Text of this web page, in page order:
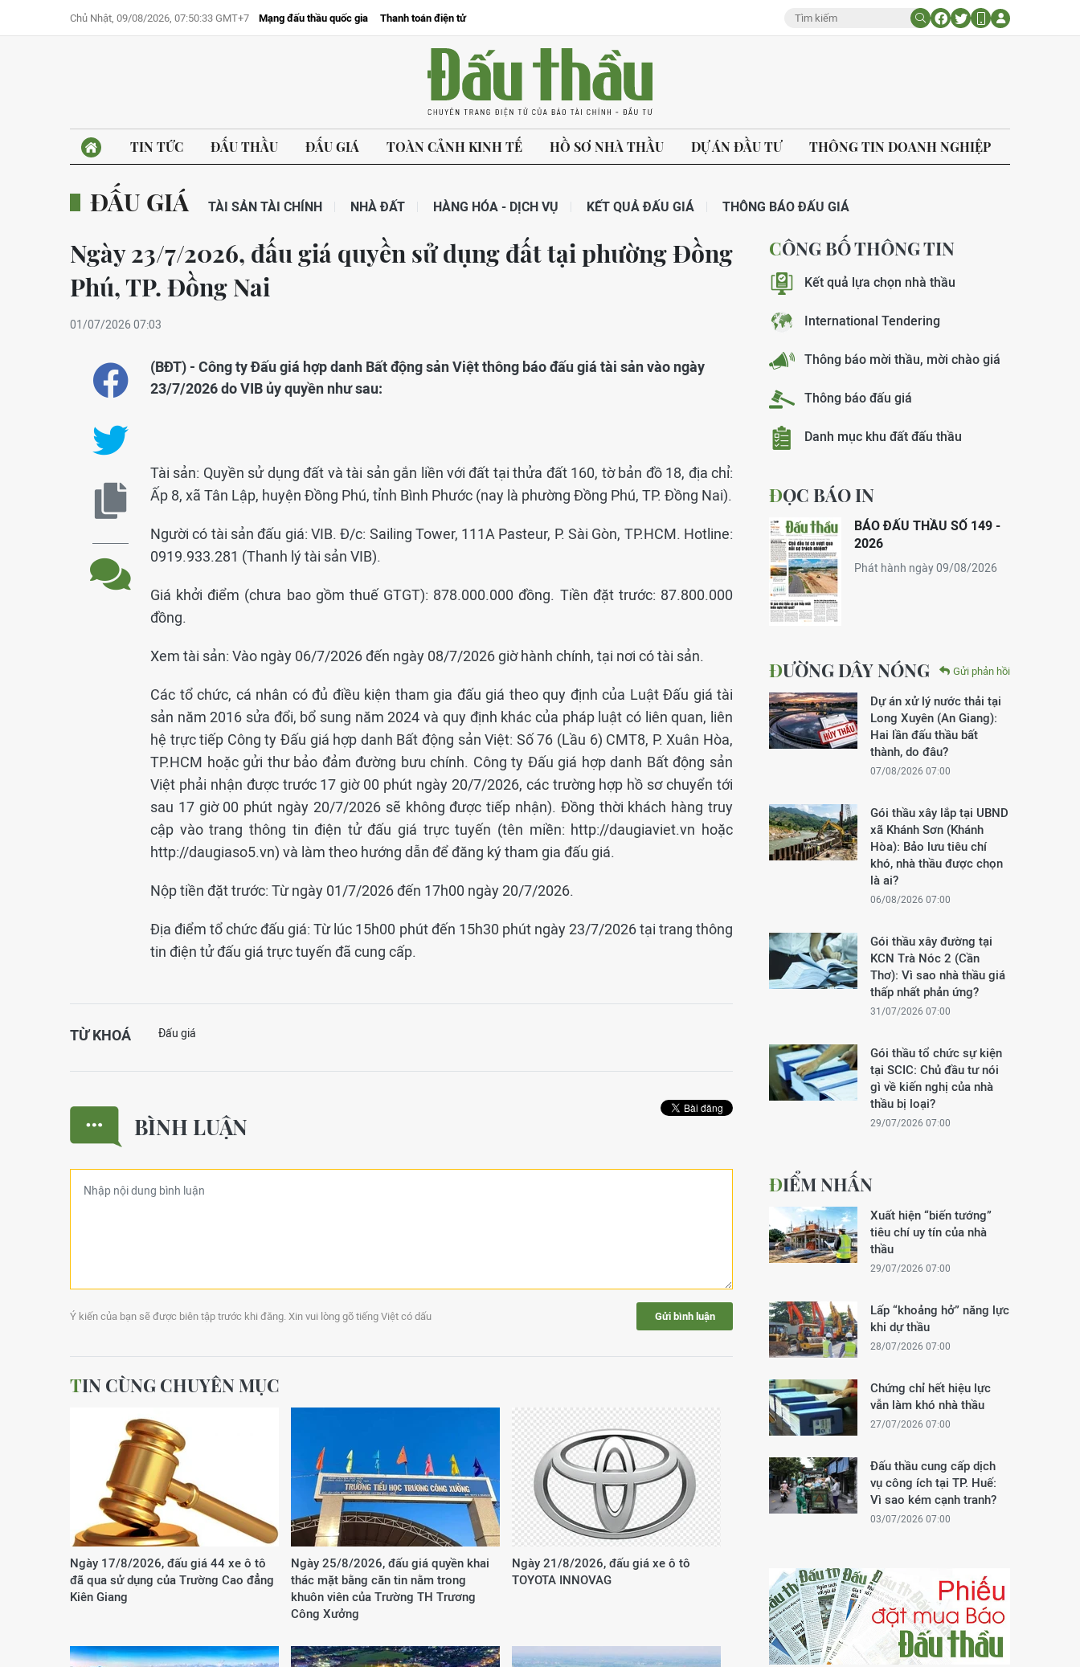
Chủ Nhật, 09/08/2026, 07:50:33 GMT+7 Mạng đấu thầu quốc gia Thanh toán điện tử
TIN TỨC ĐẤU THẦU ĐẤU GIÁ TOÀN CẢNH KINH TẾ HỒ SƠ NHÀ THẦU DỰ ÁN ĐẦU TƯ THÔNG TIN DOANH NGHIỆP
ĐẤU GIÁ TÀI SẢN TÀI CHÍNH NHÀ ĐẤT HÀNG HÓA - DỊCH VỤ KẾT QUẢ ĐẤU GIÁ THÔNG BÁO ĐẤU GIÁ
Ngày 23/7/2026, đấu giá quyền sử dụng đất tại phường Đồng
Phú, TP. Đồng Nai
01/07/2026 07:03
(BĐT) - Công ty Đấu giá hợp danh Bất động sản Việt thông báo đấu giá tài sản vào ngày
23/7/2026 do VIB ủy quyền như sau:
Tài sản: Quyền sử dụng đất và tài sản gắn liền với đất tại thửa đất 160, tờ bản đồ 18, địa chỉ:
Ấp 8, xã Tân Lập, huyện Đồng Phú, tỉnh Bình Phước (nay là phường Đồng Phú, TP. Đồng Nai).
Người có tài sản đấu giá: VIB. Đ/c: Sailing Tower, 111A Pasteur, P. Sài Gòn, TP.HCM. Hotline:
0919.933.281 (Thanh lý tài sản VIB).
Giá khởi điểm (chưa bao gồm thuế GTGT): 878.000.000 đồng. Tiền đặt trước: 87.800.000
đồng.
Xem tài sản: Vào ngày 06/7/2026 đến ngày 08/7/2026 giờ hành chính, tại nơi có tài sản.
Các tổ chức, cá nhân có đủ điều kiện tham gia đấu giá theo quy định của Luật Đấu giá tài
sản năm 2016 sửa đổi, bổ sung năm 2024 và quy định khác của pháp luật có liên quan, liên
hệ trực tiếp Công ty Đấu giá hợp danh Bất động sản Việt: Số 76 (Lầu 6) CMT8, P. Xuân Hòa,
TP.HCM hoặc gửi thư bảo đảm đường bưu chính. Công ty Đấu giá hợp danh Bất động sản
Việt phải nhận được trước 17 giờ 00 phút ngày 20/7/2026, các trường hợp hồ sơ chuyển tới
sau 17 giờ 00 phút ngày 20/7/2026 sẽ không được tiếp nhận). Đồng thời khách hàng truy
cập vào trang thông tin điện tử đấu giá trực tuyến (tên miền: http://daugiaviet.vn hoặc
http://daugiaso5.vn) và làm theo hướng dẫn để đăng ký tham gia đấu giá.
Nộp tiền đặt trước: Từ ngày 01/7/2026 đến 17h00 ngày 20/7/2026.
Địa điểm tổ chức đấu giá: Từ lúc 15h00 phút đến 15h30 phút ngày 23/7/2026 tại trang thông
tin điện tử đấu giá trực tuyến đã cung cấp.
TỪ KHOÁ Đấu giá
BÌNH LUẬN
Ý kiến của bạn sẽ được biên tập trước khi đăng. Xin vui lòng gõ tiếng Việt có dấu Gửi bình luận
TIN CÙNG CHUYÊN MỤC
Ngày 17/8/2026, đấu giá 44 xe ô tô
đã qua sử dụng của Trường Cao đẳng
Kiên Giang
Ngày 25/8/2026, đấu giá quyền khai
thác mặt bằng căn tin nằm trong
khuôn viên của Trường TH Trương
Công Xưởng
Ngày 21/8/2026, đấu giá xe ô tô
TOYOTA INNOVAG
CÔNG BỐ THÔNG TIN
Kết quả lựa chọn nhà thầu
International Tendering
Thông báo mời thầu, mời chào giá
Thông báo đấu giá
Danh mục khu đất đấu thầu
ĐỌC BÁO IN
BÁO ĐẤU THẦU SỐ 149 -
2026
Phát hành ngày 09/08/2026
ĐƯỜNG DÂY NÓNG Gửi phản hồi
Dự án xử lý nước thải tại
Long Xuyên (An Giang):
Hai lần đấu thầu bất
thành, do đâu?
07/08/2026 07:00
Gói thầu xây lắp tại UBND
xã Khánh Sơn (Khánh
Hòa): Bảo lưu tiêu chí
khó, nhà thầu được chọn
là ai?
06/08/2026 07:00
Gói thầu xây đường tại
KCN Trà Nóc 2 (Cần
Thơ): Vì sao nhà thầu giá
thấp nhất phản ứng?
31/07/2026 07:00
Gói thầu tổ chức sự kiện
tại SCIC: Chủ đầu tư nói
gì về kiến nghị của nhà
thầu bị loại?
29/07/2026 07:00
ĐIỂM NHẤN
Xuất hiện “biến tướng”
tiêu chí uy tín của nhà
thầu
29/07/2026 07:00
Lấp “khoảng hở” năng lực
khi dự thầu
28/07/2026 07:00
Chứng chỉ hết hiệu lực
vẫn làm khó nhà thầu
27/07/2026 07:00
Đấu thầu cung cấp dịch
vụ công ích tại TP. Huế:
Vì sao kém cạnh tranh?
03/07/2026 07:00